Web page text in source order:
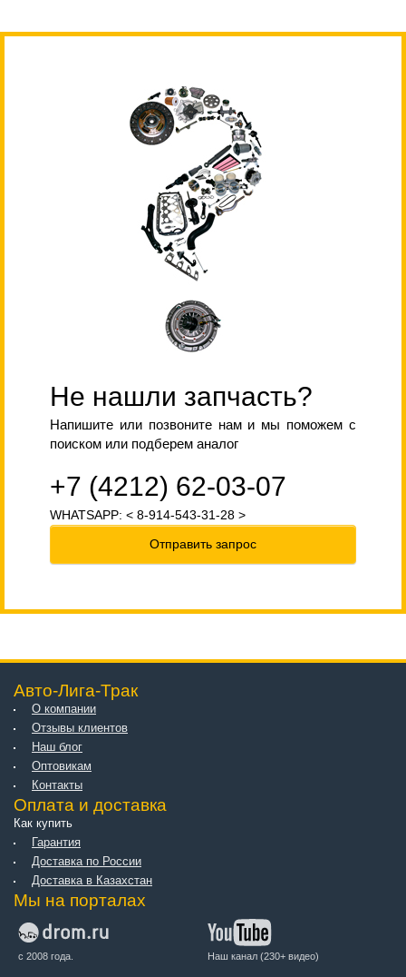
Не нашли запчасть?
Напишите или позвоните нам и мы поможем с
поиском или подберем аналог
+7 (4212) 62-03-07
WHATSAPP: < 8-914-543-31-28 >
Отправить запрос
Авто-Лига-Трак
О компании
Отзывы клиентов
Наш блог
Оптовикам
Контакты
Оплата и доставка
Как купить
Гарантия
Доставка по России
Доставка в Казахстан
Мы на порталах
с 2008 года. Наш канал (230+ видео)